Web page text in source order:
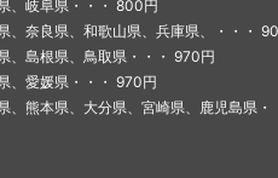
、岐阜県・・・ 800円
、奈良県、和歌山県、兵庫県、・・・
、島根県、鳥取県・・・ 970円
、愛媛県・・・ 970円
、熊本県、大分県、宮崎県、鹿児島県・